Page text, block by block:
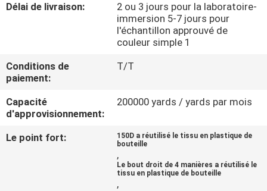
NOUVELLES
CAS
Délai de livraison:
2 ou 3 jours pour la laboratoire-
immersion 5-7 jours pour
l'échantillon approuvé de
couleur simple 1
Conditions de
paiement:
T/T
Capacité
d'approvisionnement:
200000 yards / yards par mois
Le point fort:
150D a réutilisé le tissu en plastique de
bouteille
,
Le bout droit de 4 manières a réutilisé le
tissu en plastique de bouteille
,